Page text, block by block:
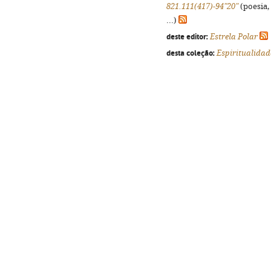
821.111(417)-94"20"(poesia,
...)
deste editor: Estrela Polar
desta coleção: